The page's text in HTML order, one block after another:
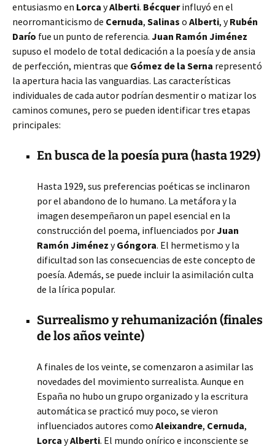
entusiasmo en Lorca yAlberti. Bécquerinfluyó en el
neorromanticismo de Cernuda, Salinas o Alberti, yRubén
Darío fue un punto de referencia. Juan Ramón Jiménez
supuso el modelo de total dedicación a la poesía y de ansia
de perfección, mientras que Gómez de la Serna representó
la apertura hacia las vanguardias. Las características
individuales de cada autor podrían desmentir o matizar los
caminos comunes, pero se pueden identificar tres etapas
principales:
En busca de la poesía pura (hasta 1929)
Hasta 1929, sus preferencias poéticas se inclinaron
por el abandono de lo humano. La metáfora y la
imagen desempeñaron un papel esencial en la
construcción del poema, influenciados porJuan
Ramón Jiménez yGóngora. El hermetismo y la
dificultad son las consecuencias de este concepto de
poesía. Además, se puede incluir la asimilación culta
de la lírica popular.
Surrealismo y rehumanización (finales
de los años veinte)
A finales de los veinte, se comenzaron a asimilar las
novedades del movimiento surrealista. Aunque en
España no hubo un grupo organizado y la escritura
automática se practicó muy poco, se vieron
influenciados autores como Aleixandre, Cernuda,
Lorca yAlberti. El mundo onírico e inconsciente se